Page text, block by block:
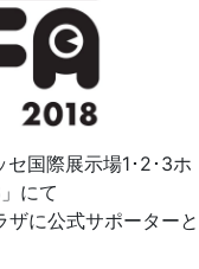
国際展示場1･2･3ホ
にて
に公式サポーターと